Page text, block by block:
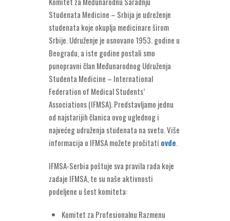
Studenata Medicine – Srbija je udreženje
studenata koje okuplja medicinare širom
Srbije. Udruženje je osnovano 1953. godine u
Beogradu, a iste godine postali smo
punopravni član Međunarodnog Udruženja
Studenta Medicine – International
Federation of Medical Students’
Associations (IFMSA). Predstavljamo jednu
od najstarijih članica ovog uglednog i
najvećeg udruženja studenata na svetu. Više
informacija o IFMSA možete pročitati ovde.
IFMSA-Serbia poštuje sva pravila rada koje
zadaje IFMSA, te su naše aktivnosti
podeljene u šest komiteta:
Komitet za Profesionalnu Razmenu